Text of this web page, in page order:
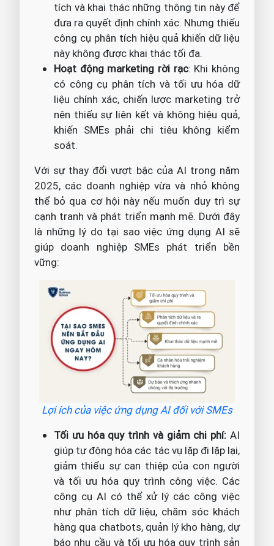
tích và khai thác những thông tin này để
đưa ra quyết định chính xác. Nhưng thiếu
công cụ phân tích hiệu quả khiến dữ liệu
này không được khai thác tối đa.
Hoạt động marketing rời rạc: Khi không
có công cụ phân tích và tối ưu hóa dữ
liệu chính xác, chiến lược marketing trở
nên thiếu sự liên kết và không hiệu quả,
khiến SMEs phải chi tiêu không kiểm
soát.
Với sự thay đổi vượt bậc của AI trong năm
2025, các doanh nghiệp vừa và nhỏ không
thể bỏ qua cơ hội này nếu muốn duy trì sự
cạnh tranh và phát triển mạnh mẽ. Dưới đây
là những lý do tại sao việc ứng dụng AI sẽ
giúp doanh nghiệp SMEs phát triển bền
vững:
Lợi ích của việc ứng dụng AI đối với SMEs
Tối ưu hóa quy trình và giảm chi phí: AI
giúp tự động hóa các tác vụ lặp đi lặp lại,
giảm thiểu sự can thiệp của con người
và tối ưu hóa quy trình công việc. Các
công cụ AI có thể xử lý các công việc
như phân tích dữ liệu, chăm sóc khách
hàng qua chatbots, quản lý kho hàng, dự
báo nhu cầu và tối ưu hóa quy trình sản